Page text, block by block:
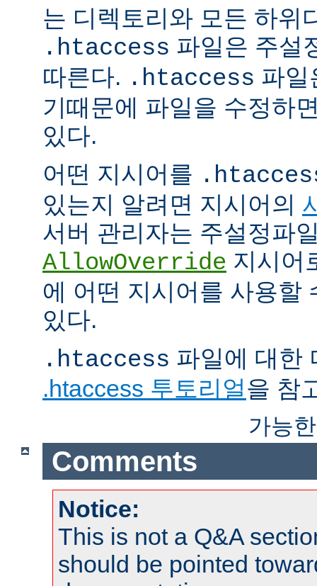
는 디렉토리와 모든 하위
.htaccess 파일은 주설
따른다. .htaccess 파일
기때문에 파일을 수정하
있다.
어떤 지시어를
있는지 알려면 지시어의
서버 관리자는 주설정파
AllowOverride 지시어
에 어떤 지시어를 사용할
있다.
.htaccess 파일에 대한
.htaccess 투토리얼을 참
가능
Comments
Notice:
This is not a Q&A
should be pointed